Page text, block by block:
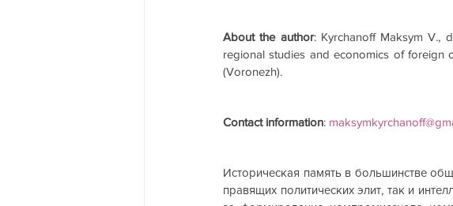
About the author: Kyrchanoff Maksym V.,
regional studies and economics of foreign
(Voronezh).
Contact information:
Историческая память в большинстве
правящих политических элит, так и